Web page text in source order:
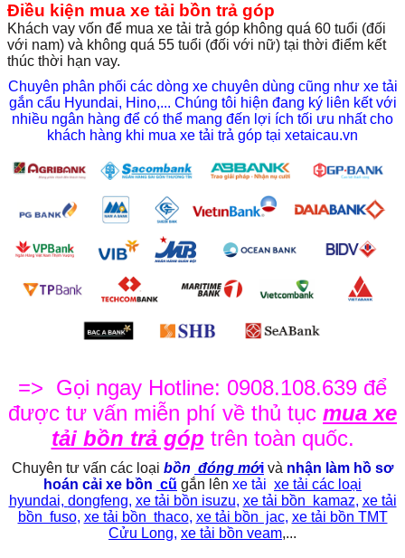
Điều kiện mua xe tải bồn trả góp
Khách vay vốn để mua xe tải trả góp không quá 60 tuổi (đối
với nam) và không quá 55 tuổi (đối với nữ) tại thời điểm kết
thúc thời hạn vay.
Chuyên phân phối các dòng xe chuyên dùng cũng như xe tải
gắn cẩu Hyundai, Hino,... Chúng tôi hiện đang ký liên kết với
nhiều ngân hàng để có thể mang đến lợi ích tối ưu nhất cho
khách hàng khi mua xe tải trả góp tại xetaicau.vn
=> Gọi ngay Hotline: 0908.108.639 để
được tư vấn miễn phí về thủ tục mua xe
tải bồn trả góp trên toàn quốc.
Chuyên tư vấn các loại bồn đóng mới và nhận làm hồ sơ
hoán cải xe bồn cũ gắn lên xe tải xe tải các loại
hyundai, dongfeng, xe tải bồn isuzu, xe tải bồn kamaz, xe tải
bồn fuso, xe tải bồn thaco, xe tải bồn jac, xe tải bồn TMT
Cửu Long, xe tải bồn veam,...